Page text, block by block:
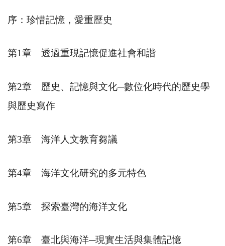
序：珍惜記憶，愛重歷史
第1章 透過重現記憶促進社會和諧
第2章 歷史、記憶與文化─數位化時代的歷史學
與歷史寫作
第3章 海洋人文教育芻議
第4章 海洋文化研究的多元特色
第5章 探索臺灣的海洋文化
第6章 臺北與海洋─現實生活與集體記憶